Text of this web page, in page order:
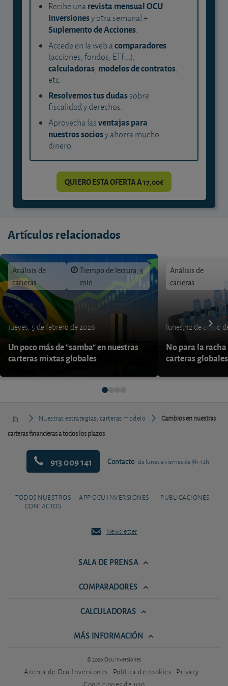
Recibe unarevista mensual OCU
Inversionesy otra semanal +
Suplemento de Acciones.
Accede en la web acomparadores
(acciones, fondos, ETF...),
calculadoras, modelos de contratos,
etc.
Resolvemos tus dudassobre
fiscalidad y derechos.
Aprovecha lasventajas para
nuestros sociosy ahorra mucho
dinero.
QUIERO ESTA OFERTA A 17,00€
Artículos relacionados
Análisis de
carteras
Tiempo de lectura: 5
min.
jueves, 5 de febrero de 2026
Un poco más de "samba" en nuestras
carteras mixtas globales
Análisis de
carteras
lunes, 12 de enero
No para la
carteras globales
Nuestras estrategias: carteras modelo
Cambios en nuestras
carteras financieras a todos los plazos
913 009 141 Contacto de lunes a viernes de 9h-14h
TODOS NUESTROS
CONTACTOS
APP OCU INVERSIONES PUBLICACIONES
Newsletter
SALA DE PRENSA
COMPARADORES
CALCULADORAS
MÁS INFORMACIÓN
© 2026 Ocu Inversiones
Acerca de Ocu Inversiones Política de cookies Privacy